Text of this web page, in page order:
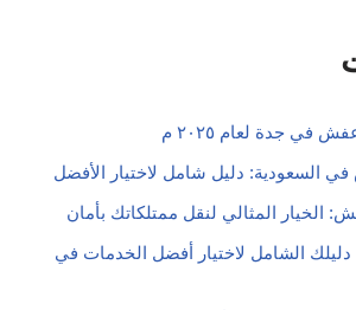
السعودية: دليل شامل لاختيار الأفضل
الخيار المثالي لنقل ممتلكاتك بأمان
دليلك الشامل لاختيار أفضل الخدمات في